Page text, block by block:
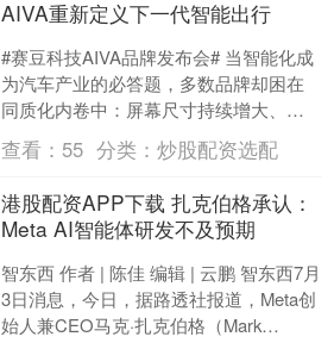
AIVA重新定义下一代智能出行
#赛豆科技AIVA品牌发布会# 当智能化成
为汽车产业的必答题，多数品牌却困在
同质化内卷中：屏幕尺寸持续增大、语
音功能不断叠加，但始终无法摆脱机器
与人的隔阂。根源....
查看： 55 分类：炒股配资选配
港股配资APP下载 扎克伯格承认：
Meta AI智能体研发不及预期
智东西 作者 | 陈佳 编辑 | 云鹏 智东西7月
3日消息，今日，据路透社报道，Meta创
始人兼CEO马克·扎克伯格（Mark